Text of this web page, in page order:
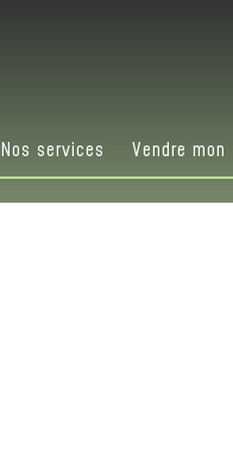
Nos services Vendre